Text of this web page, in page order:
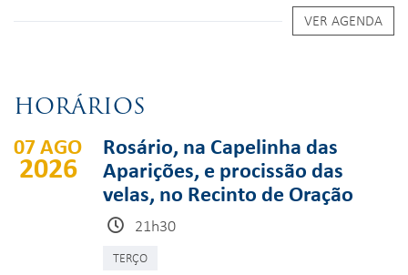
VER AGENDA
HORÁRIOS
07 AGO
2026
Rosário, na Capelinha das
Aparições, e procissão das
velas, no Recinto de Oração
21h30
TERÇO